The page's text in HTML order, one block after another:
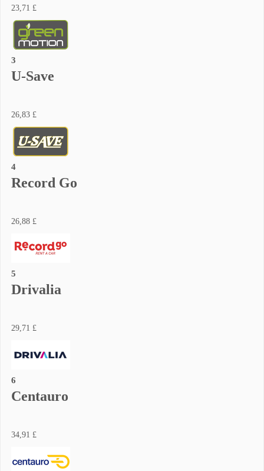
23,71 £
3
U-Save
26,83 £
4
Record Go
26,88 £
5
Drivalia
29,71 £
6
Centauro
34,91 £